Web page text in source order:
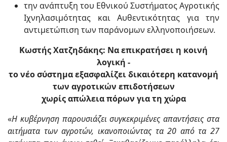
την ανάπτυξη του Εθνικού Συστήματος Αγροτικής
Ιχνηλασιμότητας και Αυθεντικότητας για την
αντιμετώπιση των παράνομων ελληνοποιήσεων.
Κωστής Χατζηδάκης: Να επικρατήσει η κοινή
λογική -
το νέο σύστημα εξασφαλίζει δικαιότερη κατανομή
των αγροτικών επιδοτήσεων
χωρίς απώλεια πόρων για τη χώρα
«Η κυβέρνηση παρουσιάζει συγκεκριμένες απαντήσεις στα
αιτήματα των αγροτών, ικανοποιώντας τα 20 από τα 27